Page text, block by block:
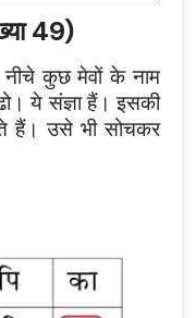
49)
नीचे कुछ मेवों के नाम
ये संज्ञा हैं। इसकी
हैं। उसे भी सोचकर